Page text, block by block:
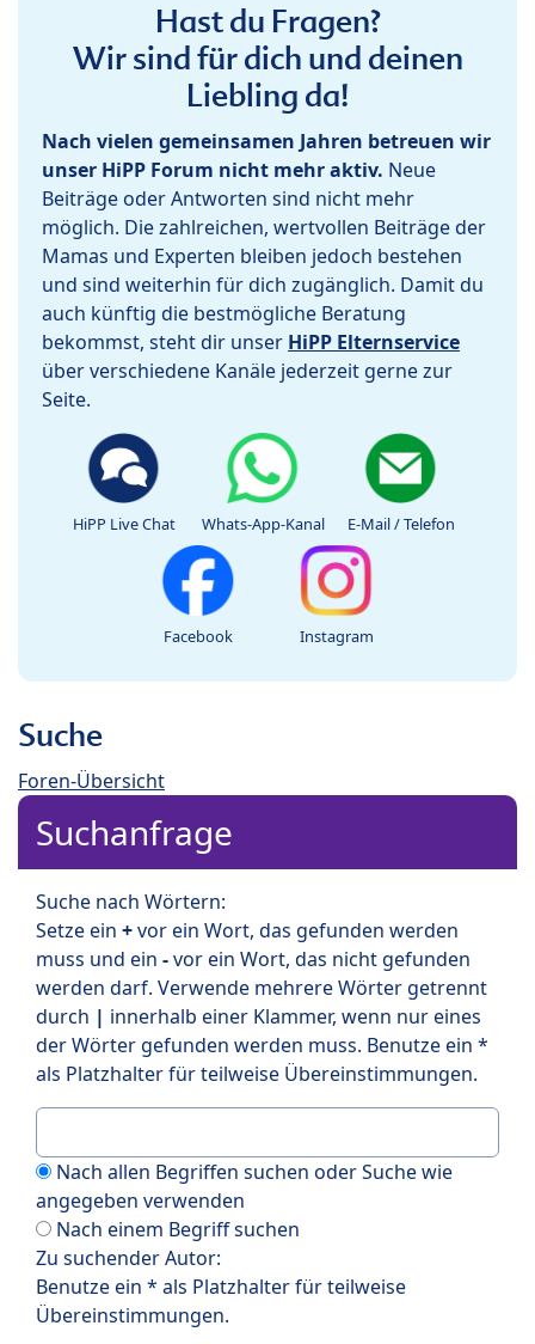
Hast du Fragen?
Wir sind für dich und deinen
Liebling da!
Nach vielen gemeinsamen Jahren betreuen wir
unser HiPP Forum nicht mehr aktiv. Neue
Beiträge oder Antworten sind nicht mehr
möglich. Die zahlreichen, wertvollen Beiträge der
Mamas und Experten bleiben jedoch bestehen
und sind weiterhin für dich zugänglich. Damit du
auch künftig die bestmögliche Beratung
bekommst, steht dir unser HiPP Elternservice
über verschiedene Kanäle jederzeit gerne zur
Seite.
HiPP Live Chat Whats-App-Kanal E-Mail / Telefon
Facebook Instagram
Suche
Foren-Übersicht
Suchanfrage
Suche nach Wörtern:
Setze ein +vor ein Wort, das gefunden werden
muss und ein -vor ein Wort, das nicht gefunden
werden darf. Verwende mehrere Wörter getrennt
durch | innerhalb einer Klammer, wenn nur eines
der Wörter gefunden werden muss. Benutze ein *
als Platzhalter für teilweise Übereinstimmungen.
Nach allen Begriffen suchen oder Suche wie
angegeben verwenden
Nach einem Begriff suchen
Zu suchender Autor:
Benutze ein * als Platzhalter für teilweise
Übereinstimmungen.